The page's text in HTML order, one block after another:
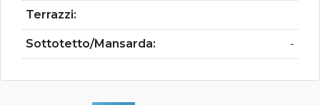
Terrazzi:
Sottotetto/Mansarda: -